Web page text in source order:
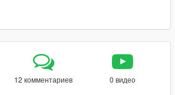
12 комментариев 0 видео